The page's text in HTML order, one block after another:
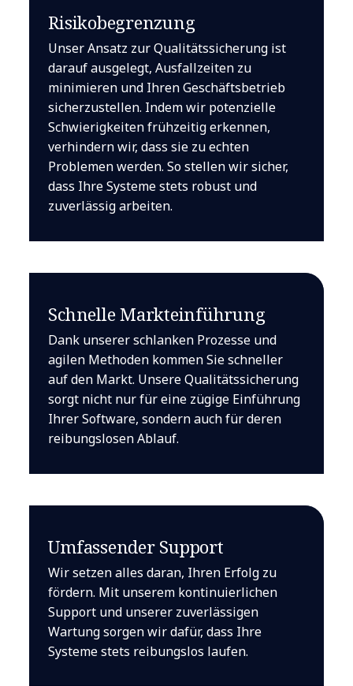
Risikobegrenzung
Unser Ansatz zur Qualitätssicherung ist
darauf ausgelegt, Ausfallzeiten zu
minimieren und Ihren Geschäftsbetrieb
sicherzustellen. Indem wir potenzielle
Schwierigkeiten frühzeitig erkennen,
verhindern wir, dass sie zu echten
Problemen werden. So stellen wir sicher,
dass Ihre Systeme stets robust und
zuverlässig arbeiten.
Schnelle Markteinführung
Dank unserer schlanken Prozesse und
agilen Methoden kommen Sie schneller
auf den Markt. Unsere Qualitätssicherung
sorgt nicht nur für eine zügige Einführung
Ihrer Software, sondern auch für deren
reibungslosen Ablauf.
Umfassender Support
Wir setzen alles daran, Ihren Erfolg zu
fördern. Mit unserem kontinuierlichen
Support und unserer zuverlässigen
Wartung sorgen wir dafür, dass Ihre
Systeme stets reibungslos laufen.